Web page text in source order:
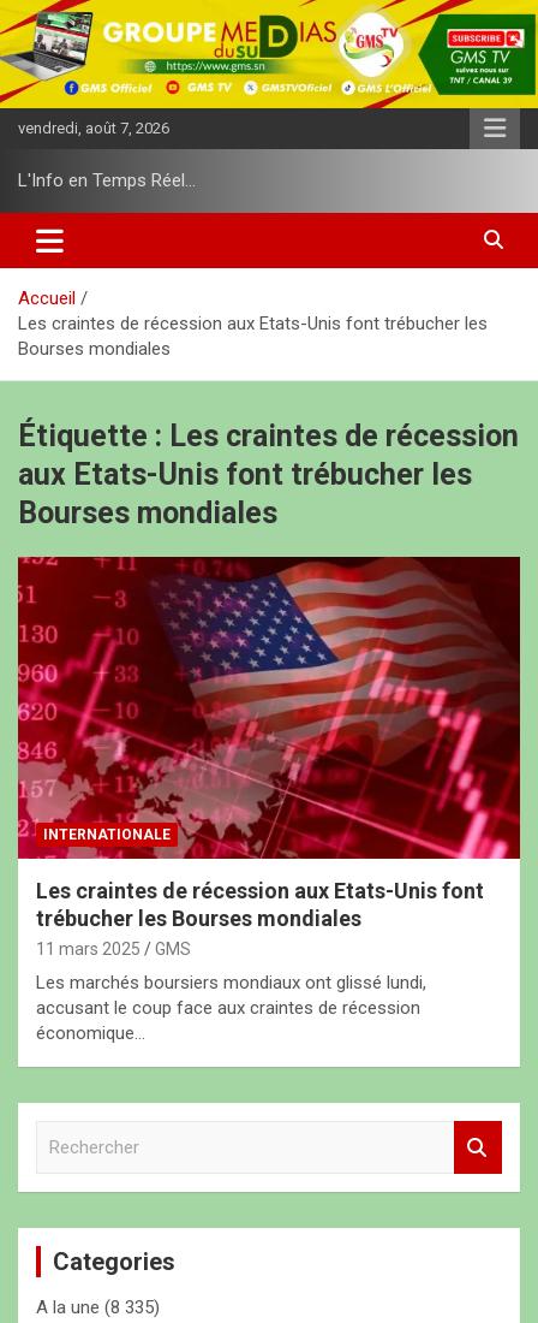
l
l
e
r
o
t
vendredi, août 7, 2026
L'Info en Temps Réel…
Accueil
Les craintes de récession aux Etats-Unis font trébucher les
Bourses mondiales
Étiquette : Les craintes de récession
aux Etats-Unis font trébucher les
Bourses mondiales
INTERNATIONALE
Les craintes de récession aux Etats-Unis font
trébucher les Bourses mondiales
11 mars 2025 GMS
Les marchés boursiers mondiaux ont glissé lundi,
accusant le coup face aux craintes de récession
économique…
e
c
h
Categories
A la une (8 335)